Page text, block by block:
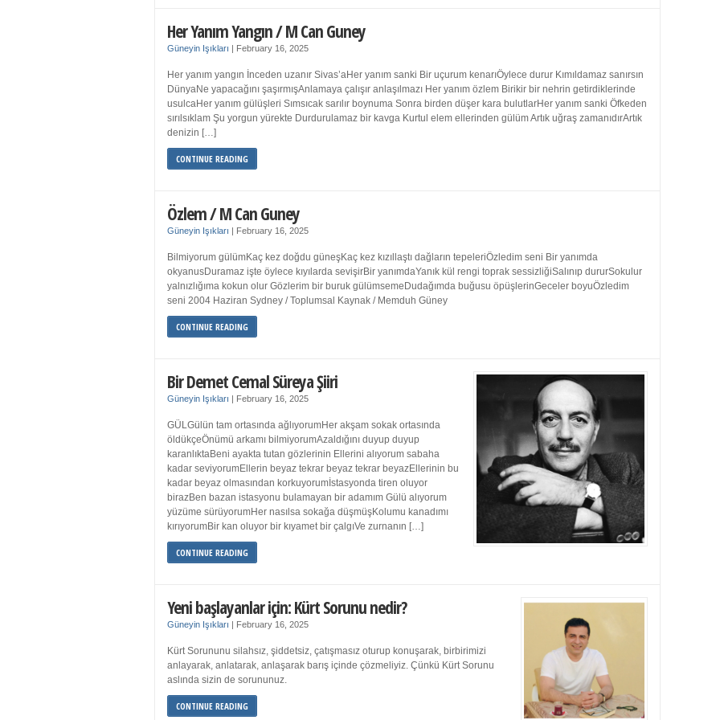
Her Yanım Yangın / M Can Guney
Güneyin Işıkları February 16, 2025
Her yanım yangın İnceden uzanır Sivas’aHer yanım sanki Bir uçurum kenarıÖylece durur Kımıldamaz sanırsın
DünyaNe yapacağını şaşırmışAnlamaya çalışır anlaşılmazı Her yanım özlem Birikir bir nehrin getirdiklerinde
usulcaHer yanım gülüşleri Sımsıcak sarılır boynuma Sonra birden düşer kara bulutlarHer yanım sanki Öfkeden
sırılsıklam Şu yorgun yürekte Durdurulamaz bir kavga Kurtul elem ellerinden gülüm Artık uğraş zamanıdırArtık
denizin […]
CONTINUE READING
Özlem / M Can Guney
Güneyin Işıkları February 16, 2025
Bilmiyorum gülümKaç kez doğdu güneşKaç kez kızıllaştı dağların tepeleriÖzledim seni Bir yanımda
okyanusDuramaz işte öylece kıyılarda sevişirBir yanımdaYanık kül rengi toprak sessizliğiSalınıp dururSokulur
yalnızlığıma kokun olur Gözlerim bir buruk gülümsemeDudağımda buğusu öpüşlerinGeceler boyuÖzledim
seni 2004 Haziran Sydney / Toplumsal Kaynak / Memduh Güney
CONTINUE READING
Bir Demet Cemal Süreya Şiiri
Güneyin Işıkları February 16, 2025
GÜLGülün tam ortasında ağlıyorumHer akşam sokak ortasında
öldükçeÖnümü arkamı bilmiyorumAzaldığını duyup duyup
karanlıktaBeni ayakta tutan gözlerinin Ellerini alıyorum sabaha
kadar seviyorumEllerin beyaz tekrar beyaz tekrar beyazEllerinin bu
kadar beyaz olmasından korkuyorumİstasyonda tiren oluyor
birazBen bazan istasyonu bulamayan bir adamım Gülü alıyorum
yüzüme sürüyorumHer nasılsa sokağa düşmüşKolumu kanadımı
kırıyorumBir kan oluyor bir kıyamet bir çalgıVe zurnanın […]
CONTINUE READING
Yeni başlayanlar için: Kürt Sorunu nedir?
Güneyin Işıkları February 16, 2025
Kürt Sorununu silahsız, şiddetsiz, çatışmasız oturup konuşarak, birbirimizi
anlayarak, anlatarak, anlaşarak barış içinde çözmeliyiz. Çünkü Kürt Sorunu
aslında sizin de sorununuz.
CONTINUE READING